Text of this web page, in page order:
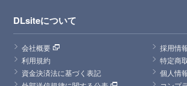
DLsiteについて
会社概要
採用情
利用規約
特定商
資金決済法に基づく表記
個人情